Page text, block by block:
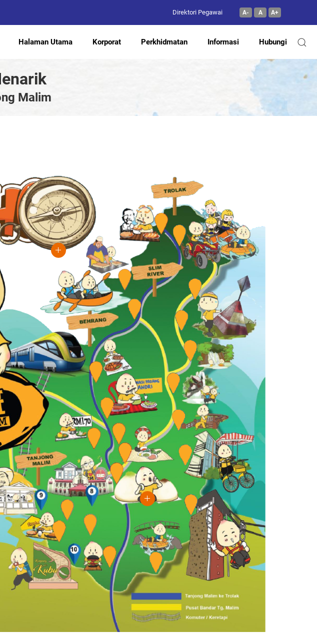
Direktori Pegawai A- A A+
Halaman Utama Korporat Perkhidmatan Informasi Hubungi
Malim